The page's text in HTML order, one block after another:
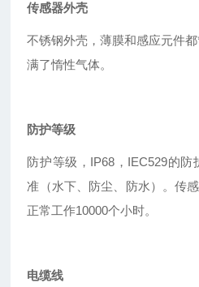
传感器外壳
不锈钢外壳，薄膜和感应元件
满了惰性气体。
防护等级
防护等级，IP68，IEC529的
准（水下、防尘、防水）。传
正常工作10000个小时。
电缆线